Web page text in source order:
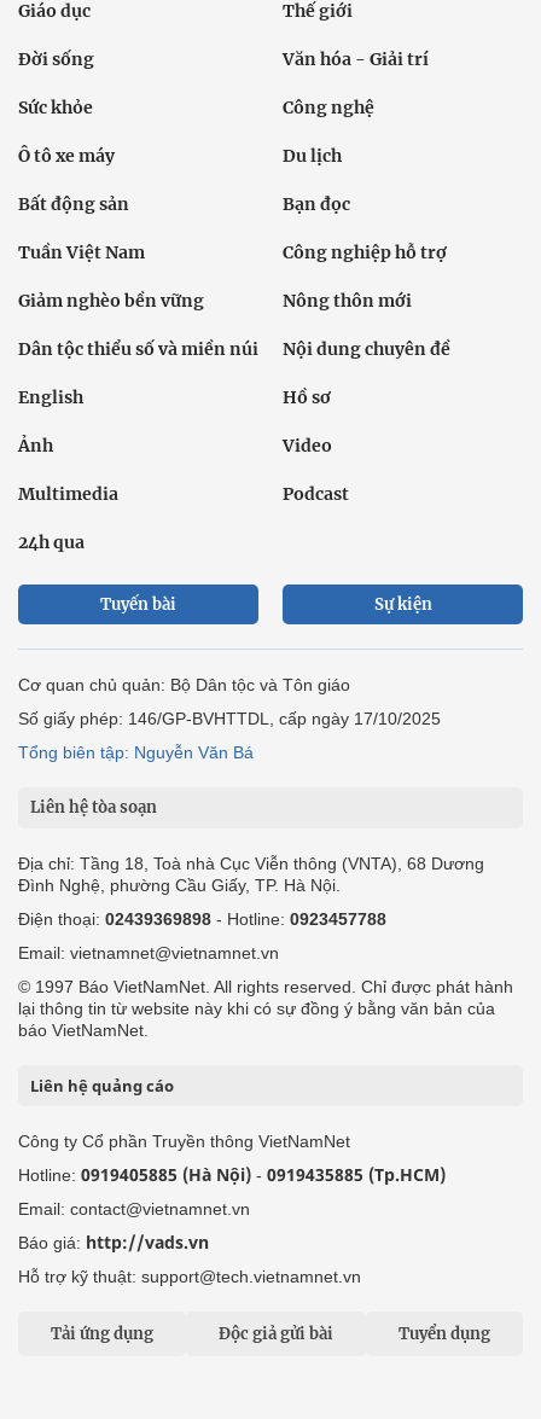
Giáo dục Thế giới
Đời sống Văn hóa - Giải trí
Sức khỏe Công nghệ
Ô tô xe máy Du lịch
Bất động sản Bạn đọc
Tuần Việt Nam Công nghiệp hỗ trợ
Giảm nghèo bền vững Nông thôn mới
Dân tộc thiểu số và miền núi Nội dung chuyên đề
English Hồ sơ
Ảnh Video
Multimedia Podcast
24h qua
Tuyến bài Sự kiện
Cơ quan chủ quản: Bộ Dân tộc và Tôn giáo
Số giấy phép: 146/GP-BVHTTDL, cấp ngày 17/10/2025
Tổng biên tập: Nguyễn Văn Bá
Liên hệ tòa soạn
Địa chỉ: Tầng 18, Toà nhà Cục Viễn thông (VNTA), 68 Dương
Đình Nghệ, phường Cầu Giấy, TP. Hà Nội.
Điện thoại: 02439369898 - Hotline: 0923457788
Email: vietnamnet@vietnamnet.vn
© 1997 Báo VietNamNet. All rights reserved. Chỉ được phát hành
lại thông tin từ website này khi có sự đồng ý bằng văn bản của
báo VietNamNet.
Liên hệ quảng cáo
Công ty Cổ phần Truyền thông VietNamNet
Hotline: 0919405885 (Hà Nội) - 0919435885 (Tp.HCM)
Email: contact@vietnamnet.vn
Báo giá: http://vads.vn
Hỗ trợ kỹ thuật: support@tech.vietnamnet.vn
Tải ứng dụng Độc giả gửi bài Tuyển dụng